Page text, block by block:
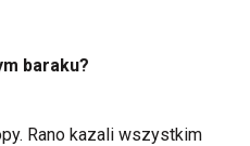
baraku?
Rano kazali wszystkim